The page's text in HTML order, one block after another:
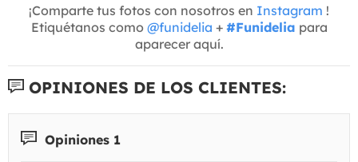
¡Comparte tus fotos con nosotros en Instagram !
Etiquétanos como @funidelia + #Funidelia para
aparecer aquí.
OPINIONES DE LOS CLIENTES:
Opiniones 1